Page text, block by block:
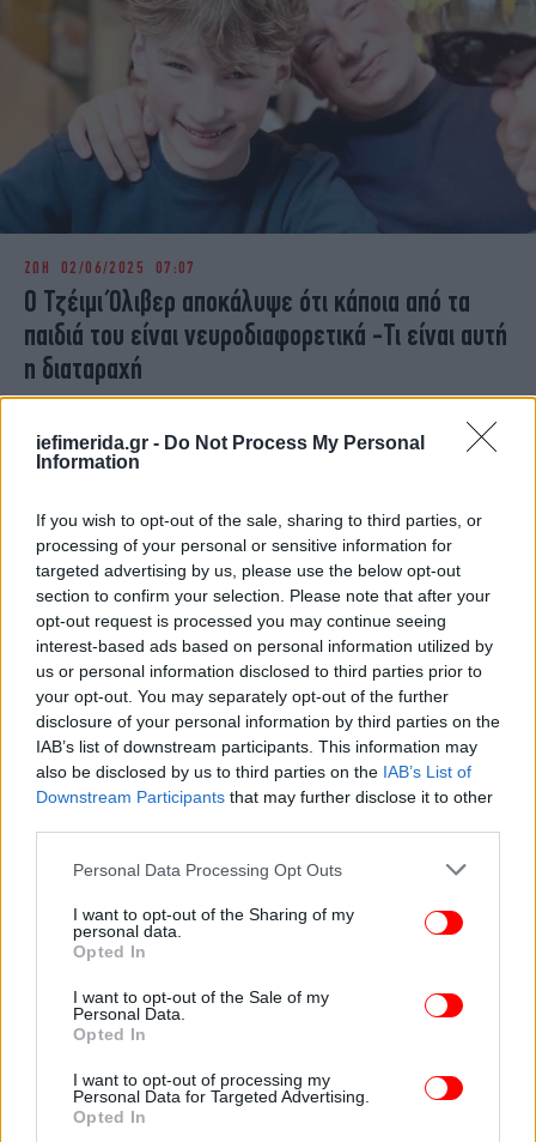
iefimerida.gr - Do Not Process My Personal
Information
If you wish to opt-out of the sale, sharing to third parties, or
processing of your personal or sensitive information for
targeted advertising by us, please use the below opt-out
section to confirm your selection. Please note that after your
opt-out request is processed you may continue seeing
interest-based ads based on personal information utilized by
us or personal information disclosed to third parties prior to
your opt-out. You may separately opt-out of the further
disclosure of your personal information by third parties on the
IAB’s list of downstream participants. This information may
also be disclosed by us to third parties on the IAB’s List of
Downstream Participants that may further disclose it to other
Please note that this website/app uses one or more Google
not limited to your visit or usage behaviour. You may click to
grant or deny consent to Google and its third-party tags to
use your data for below specified purposes in below Google
consent section.
Personal Data Processing Opt Outs
I want to opt-out of the Sharing of my
personal data.
Opted In
I want to opt-out of the Sale of my
Personal Data.
Opted In
I want to opt-out of processing my
Personal Data for Targeted Advertising.
Opted In
ΖΩΗ 02/06/2025 07:07
Ο Τζέιμι Όλιβερ αποκάλυψε ότι κάποια από τα
παιδιά του είναι νευροδιαφορετικά -Τι είναι αυτή
η διαταραχή
09/04/2025 18:53
Τα άτομα με ΔΕΠΥ συχνά ξεχνούν αυτή τη
σημαντική «καθημερινή υποχρέωση»